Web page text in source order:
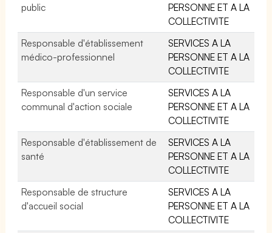
public
PERSONNE ET A LA
COLLECTIVITE
Responsable d'établissement
médico-professionnel
SERVICES A LA
PERSONNE ET A LA
COLLECTIVITE
Responsable d'un service
communal d'action sociale
SERVICES A LA
PERSONNE ET A LA
COLLECTIVITE
Responsable d'établissement de
santé
SERVICES A LA
PERSONNE ET A LA
COLLECTIVITE
Responsable de structure
d'accueil social
SERVICES A LA
PERSONNE ET A LA
COLLECTIVITE